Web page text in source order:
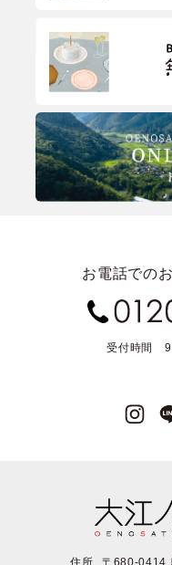
お電話での
受付時間
住所 〒680-0414